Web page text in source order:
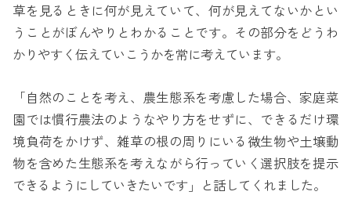
草を見るときに何が見えていて、何が見えてないかとい
うことがぼんやりとわかることです。その部分をどうわ
かりやすく伝えていこうかを常に考えています。
「自然のことを考え、農生態系を考慮した場合、家庭菜
園では慣行農法のようなやり方をせずに、できるだけ環
境負荷をかけず、雑草の根の周りにいる微生物や土壌動
物を含めた生態系を考えながら行っていく選択肢を提示
できるようにしていきたいです」と話してくれました。